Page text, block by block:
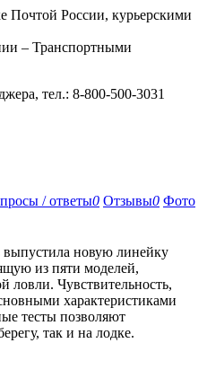
Почтой России, курьерскими
– Транспортными
тел.: 8-800-500-3031
/ ответы0 Отзывы0 Фото
новую линейку
из пяти моделей,
ловли. Чувствительность,
характеристиками
тесты позволяют
так и на лодке.